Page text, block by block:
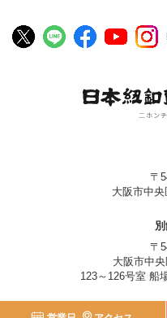
〒
大阪市中
〒
大阪市中
123～126号室 船
©